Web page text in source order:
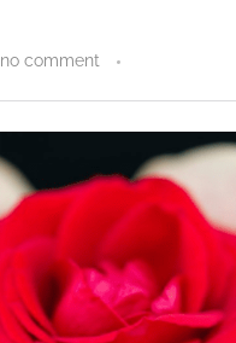
no comment